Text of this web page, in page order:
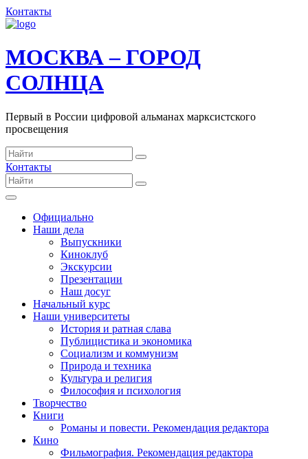
Контакты
МОСКВА – ГОРОД
СОЛНЦА
Первый в России цифровой альманах марксистского
просвещения
Контакты
Официально
Наши дела
Выпускники
Киноклуб
Экскурсии
Презентации
Наш досуг
Начальный курс
Наши университеты
История и ратная слава
Публицистика и экономика
Социализм и коммунизм
Природа и техника
Культура и религия
Философия и психология
Творчество
Книги
Романы и повести. Рекомендация редактора
Кино
Фильмография. Рекомендация редактора